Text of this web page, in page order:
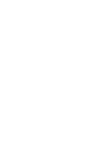
通
欺 #詐欺 #弁護士 #法律
法